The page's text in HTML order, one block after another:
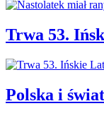
Trwa 53.
Polska i świat